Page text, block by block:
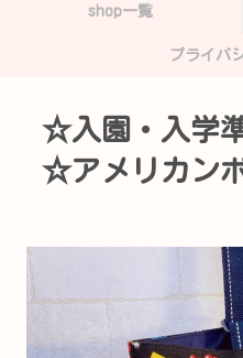
shop一覧
プライバ
☆入園・入学
☆アメリカン